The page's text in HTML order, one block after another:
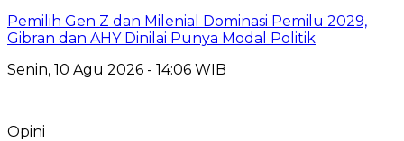
Pemilih Gen Z dan Milenial Dominasi Pemilu 2029,
Gibran dan AHY Dinilai Punya Modal Politik
Senin, 10 Agu 2026 - 14:06 WIB
Opini